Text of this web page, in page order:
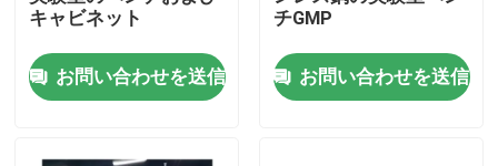
キャビネット
お問い合わせを送信
チGMP
お問い合わせを送信